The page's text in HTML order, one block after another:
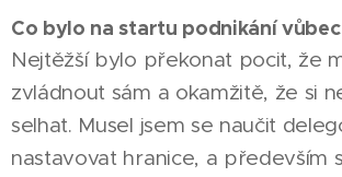
Co bylo na startu podnikání
Nejtěžší bylo překonat pocit, že
zvládnout sám a okamžitě, že si
selhat. Musel jsem se naučit
nastavovat hranice, a především